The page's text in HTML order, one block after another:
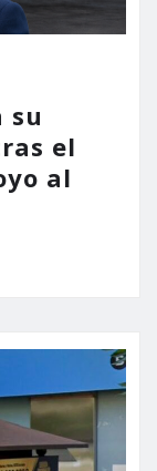
su
el
al